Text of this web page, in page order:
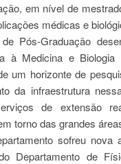
em nível de
médicas e
Pós-Graduação
à Medicina e Biologia
um horizonte de
da infraestrutura
de extensão
torno das grandes
sofreu nova
Departamento de